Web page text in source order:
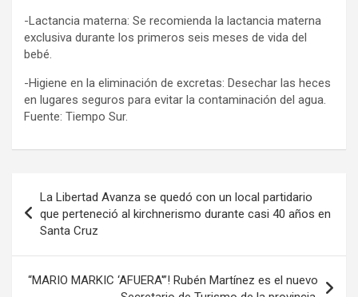
-Lactancia materna: Se recomienda la lactancia materna
exclusiva durante los primeros seis meses de vida del
bebé.
-Higiene en la eliminación de excretas: Desechar las heces
en lugares seguros para evitar la contaminación del agua.
Fuente: Tiempo Sur.
de
entradas
La Libertad Avanza se quedó con un local partidario
que perteneció al kirchnerismo durante casi 40 años en
Santa Cruz
“MARIO MARKIC ‘AFUERA'”! Rubén Martínez es el nuevo